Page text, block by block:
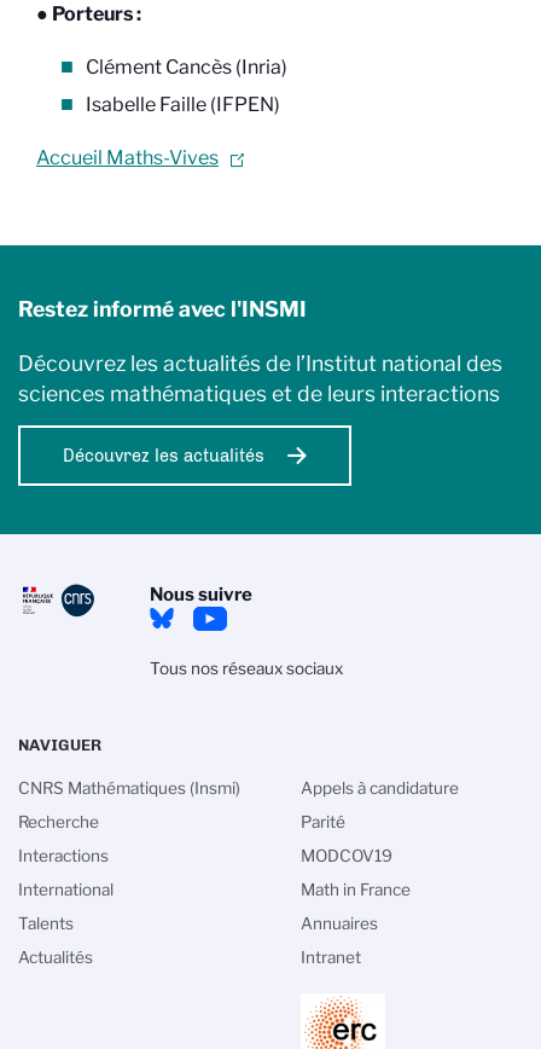
● Porteurs :
Clément Cancès (Inria)
Isabelle Faille (IFPEN)
Accueil Maths-Vives
Restez informé avec l'INSMI
Découvrez les actualités de l’Institut national des
sciences mathématiques et de leurs interactions
Découvrez les actualités
Nous suivre
Tous nos réseaux sociaux
NAVIGUER
CNRS Mathématiques (Insmi)
Recherche
Interactions
International
Talents
Actualités
Appels à candidature
Parité
MODCOV19
Math in France
Annuaires
Intranet
des cookies
de gestion des cookies du CNRS est élaborée en
l’information sur les cookies qu’il utilise et le contrôle
non nécessaires à son fonctionnement et son